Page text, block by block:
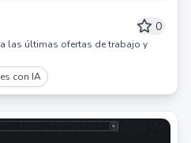
0
las últimas ofertas de trabajo y
con IA